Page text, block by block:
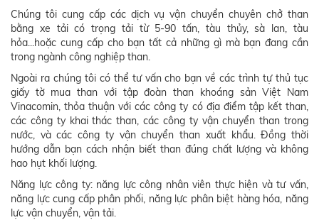
Chúng tôi cung cấp các dịch vụ vận chuyển chuyên chở than
bằng xe tải có trọng tải từ 5-90 tấn, tàu thủy, sà lan, tàu
hỏa...hoặc cung cấp cho bạn tất cả những gì mà bạn đang cần
trong ngành công nghiệp than.
Ngoài ra chúng tôi có thể tư vấn cho bạn về các trình tự thủ tục
giấy tờ mua than với tập đoàn than khoáng sản Việt Nam
Vinacomin, thỏa thuận với các công ty có địa điểm tập kết than,
các công ty khai thác than, các công ty vận chuyển than trong
nước, và các công ty vận chuyển than xuất khẩu. Đồng thời
hướng dẫn bạn cách nhận biết than đúng chất lượng và không
hao hụt khối lượng.
Năng lực công ty: năng lực công nhân viên thực hiện và tư vấn,
năng lực cung cấp phân phối, năng lực phân biệt hàng hóa, năng
lực vận chuyển, vận tải.